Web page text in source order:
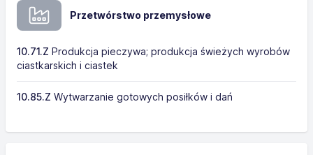
Przetwórstwo przemysłowe
10.71.Z Produkcja pieczywa; produkcja świeżych wyrobów
ciastkarskich i ciastek
10.85.Z Wytwarzanie gotowych posiłków i dań